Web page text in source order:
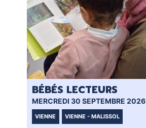
BÉBÉS LECTEURS
MERCREDI 30 SEPTEMBRE 2026
VIENNE VIENNE - MALISSOL